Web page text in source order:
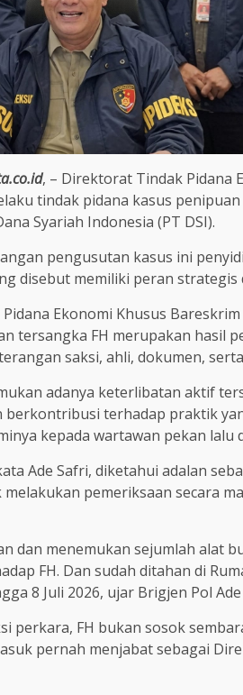
, – Direktorat Tindak Pidana
tindak pidana kasus
Syariah Indonesia (PT DSI).
pengusutan kasus ini
disebut memiliki peran
Ekonomi Khusus
tersangka FH merupakan hasil
saksi, ahli, dokumen,
adanya keterlibatan aktif
berkontribusi terhadap praktik
kepada wartawan pekan lalu
Ade Safri, diketahui adalan
pemeriksaan secara
dan menemukan sejumlah alat
FH. Dan sudah ditahan di
8 Juli 2026, ujar Brigjen Pol
perkara, FH bukan sosok
pernah menjabat sebagai